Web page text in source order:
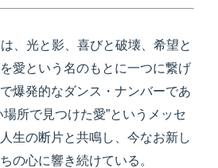
、光と影、喜びと破壊、希望と
愛という名のもとに一つに繋げ
爆発的なダンス・ナンバーであ
場所で見つけた愛”というメッセ
生の断片と共鳴し、今なお新し
の心に響き続けている。